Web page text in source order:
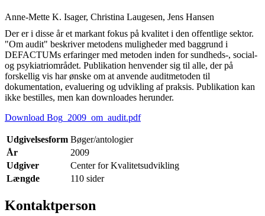
Anne-Mette K. Isager, Christina Laugesen, Jens Hansen
Der er i disse år et markant fokus på kvalitet i den offentlige sektor.
"Om audit" beskriver metodens muligheder med baggrund i
DEFACTUMs erfaringer med metoden inden for sundheds-, social-
og psykiatriområdet. Publikation henvender sig til alle, der på
forskellig vis har ønske om at anvende auditmetoden til
dokumentation, evaluering og udvikling af praksis. Publikation kan
ikke bestilles, men kan downloades herunder.
Download Bog_2009_om_audit.pdf
Udgivelsesform Bøger/antologier
År
2009
Udgiver
Center for Kvalitetsudvikling
Længde
110 sider
Kontaktperson